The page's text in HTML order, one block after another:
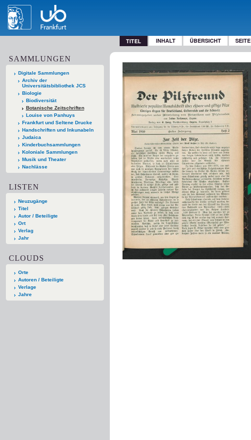
TITEL INHALT ÜBERSICHT SEITE
SAMMLUNGEN
Digitale Sammlungen
Archiv der
Universitätsbibliothek JCS
Biologie
Biodiversität
Botanische Zeitschriften
Louise von Panhuys
Frankfurt und Seltene Drucke
Handschriften und Inkunabeln
Judaica
Kinderbuchsammlungen
Koloniale Sammlungen
Musik und Theater
Nachlässe
LISTEN
Neuzugänge
Titel
Autor / Beteiligte
Ort
Verlag
Jahr
CLOUDS
Orte
Autoren / Beteiligte
Verlage
Jahre